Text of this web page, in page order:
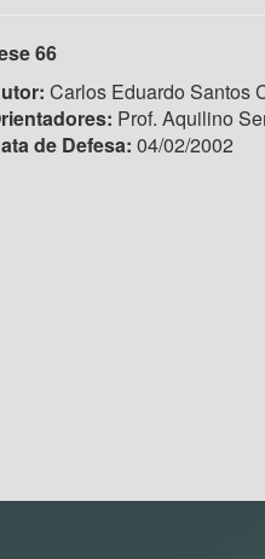
66
Carlos Eduardo Santos
Prof. Aquilino
de Defesa: 04/02/2002